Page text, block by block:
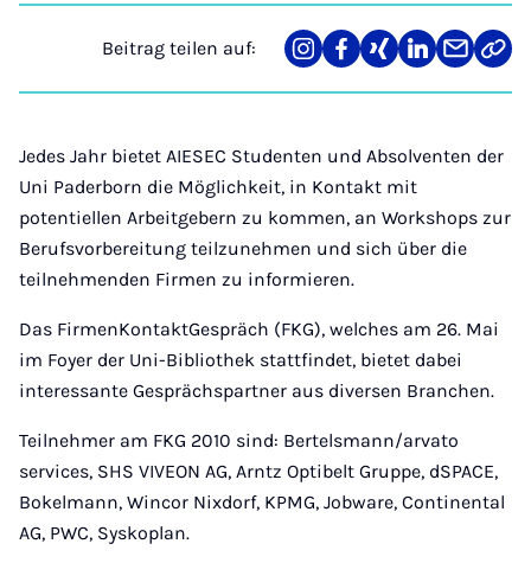
Beitrag teilen auf:
Teilen
auf
Teilen
auf
Teilen
auf
Teilen
auf
Teilen
über
Mail
Link
Jedes Jahr bietet AIESEC Studenten und Absolventen der
Uni Paderborn die Möglichkeit, in Kontakt mit
potentiellen Arbeitgebern zu kommen, an Workshops zur
Berufsvorbereitung teilzunehmen und sich über die
teilnehmenden Firmen zu informieren.
Das FirmenKontaktGespräch (FKG), welches am 26. Mai
im Foyer der Uni-Bibliothek stattfindet, bietet dabei
interessante Gesprächspartner aus diversen Branchen.
Teilnehmer am FKG 2010 sind: Bertelsmann/arvato
services, SHS VIVEON AG, Arntz Optibelt Gruppe, dSPACE,
Bokelmann, Wincor Nixdorf, KPMG, Jobware, Continental
AG, PWC, Syskoplan.